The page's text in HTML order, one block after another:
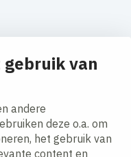
van
andere
deze o.a. om
het gebruik van
content en